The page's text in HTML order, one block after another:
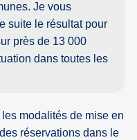
Je vous
suite le résultat pour
près de 13 000
dans toutes les
modalités de mise en
réservations dans le